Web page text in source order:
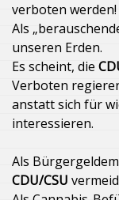
verboten werden!
Als
unseren Erden.
Es scheint, die
Verboten
anstatt sich für
interessieren.
Als
CDU/CSU